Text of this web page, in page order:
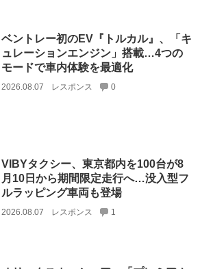
ベントレー初のEV『トルカル』、「キ
ュレーションエンジン」搭載…4つの
モードで車内体験を最適化
2026.08.07 レスポンス 0
VIBYタクシー、東京都内を100台が8
月10日から期間限定走行へ…没入型フ
ルラッピング車両も登場
2026.08.07 レスポンス 1